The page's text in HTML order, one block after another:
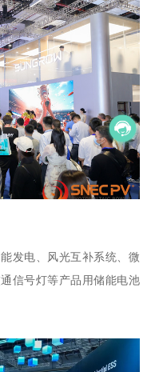
发电、风光互补系统、微
信号灯等产品用储能电池